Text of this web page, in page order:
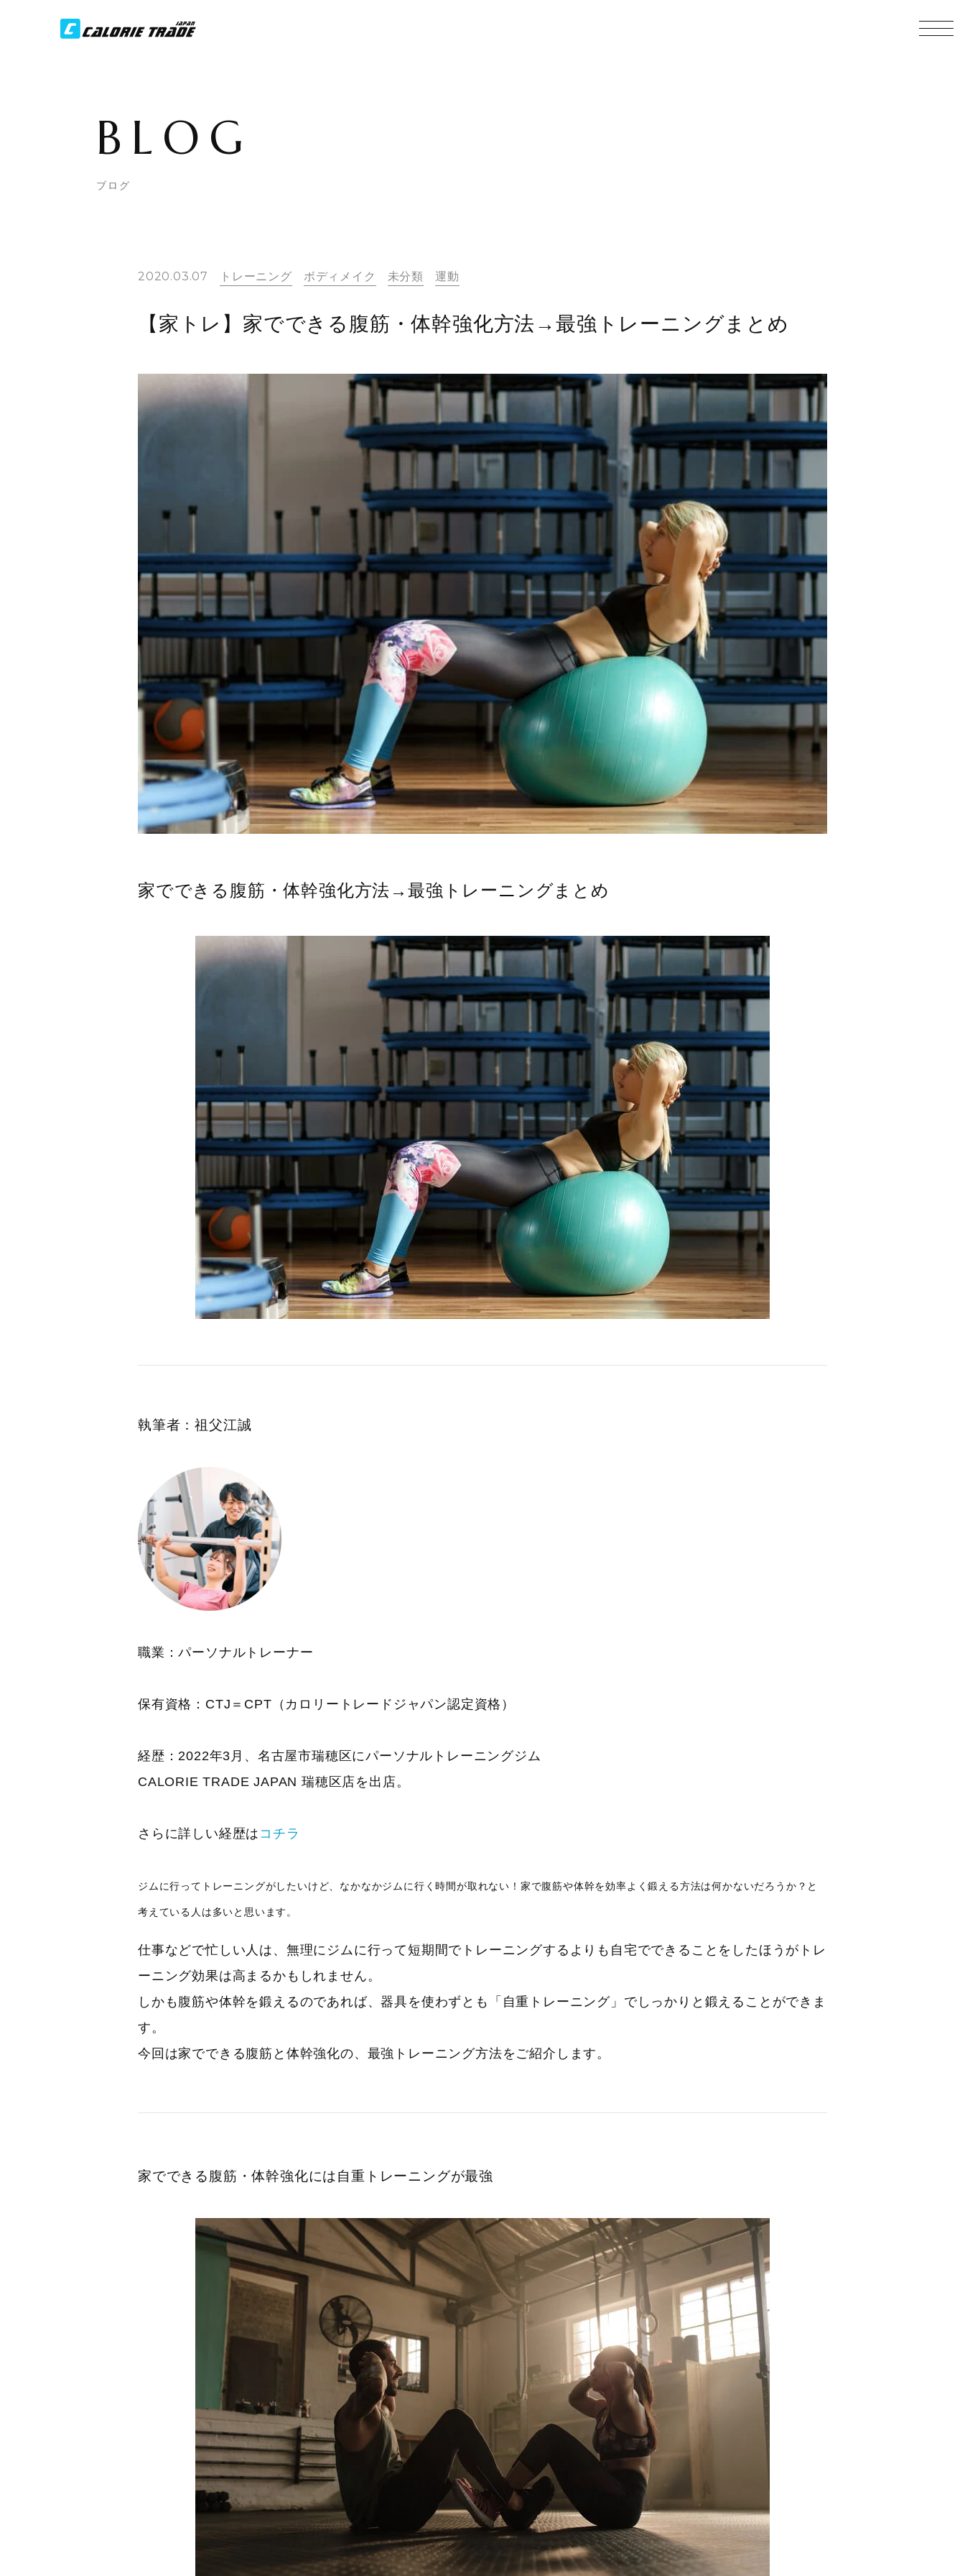
BLOG
ブログ
2020.03.07 トレーニング ボディメイク 未分類 運動
【家トレ】家でできる腹筋・体幹強化方法→最強トレーニングまとめ
家でできる腹筋・体幹強化方法→最強トレーニングまとめ
執筆者：祖父江誠
職業：パーソナルトレーナー
保有資格：CTJ＝CPT（カロリートレードジャパン認定資格）
経歴：2022年3月、名古屋市瑞穂区にパーソナルトレーニングジム
CALORIE TRADE JAPAN 瑞穂区店を出店。
さらに詳しい経歴は コチラ
ジムに行ってトレーニングがしたいけど、なかなかジムに行く時間が取れない！家で腹筋や体幹を効率よく鍛える方法は何かないだろうか？と
考えている人は多いと思います。
仕事などで忙しい人は、無理にジムに行って短期間でトレーニングするよりも自宅でできることをしたほうがトレ
ーニング効果は高まるかもしれません。
しかも腹筋や体幹を鍛えるのであれば、器具を使わずとも「自重トレーニング」でしっかりと鍛えることができま
す。
今回は家でできる腹筋と体幹強化の、最強トレーニング方法をご紹介します。
家でできる腹筋・体幹強化には自重トレーニングが最強